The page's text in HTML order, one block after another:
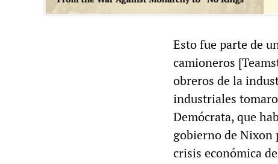
Esto fue parte de
camioneros
obreros de la
industriales
Demócrata, que
gobierno de Nixon
crisis económica